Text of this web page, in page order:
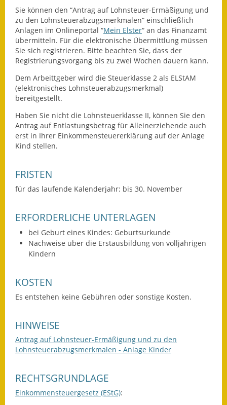
Sitzungsberichte 2017
Sitzungsberichte 2018
Sitzungsberichte 2019
Sitzungsberichte 2020
Gemeindeverwaltung
Haushalt & Finanzen
Eröffnungsbilanz
Grundsteuerreform
Haushaltspläne
Jahresabschlüsse
Ortsrecht
Wahlen
Was erledige ich wo?
Sie können den “Antrag auf Lohnsteuer-Ermäßigung und
zu den Lohnsteuerabzugsmerkmalen“ einschließlich
Anlagen im Onlineportal “Mein Elster“ an das Finanzamt
übermitteln. Für die elektronische Übermittlung müssen
Sie sich registrieren. Bitte beachten Sie, dass der
Registrierungsvorgang bis zu zwei Wochen dauern kann.
Dem Arbeittgeber wird die Steuerklasse 2 als ELStAM
(elektronisches Lohnsteuerabzugsmerkmal)
bereitgestellt.
Haben Sie nicht die Lohnsteuerklasse II, können Sie den
Antrag auf Entlastungsbetrag für Alleinerziehende auch
erst in Ihrer Einkommensteuererklärung auf der Anlage
Kind stellen.
FRISTEN
für das laufende Kalenderjahr: bis 30. November
ERFORDERLICHE UNTERLAGEN
bei Geburt eines Kindes: Geburtsurkunde
Nachweise über die Erstausbildung von volljährigen
Kindern
KOSTEN
Es entstehen keine Gebühren oder sonstige Kosten.
HINWEISE
Antrag auf Lohnsteuer-Ermäßigung und zu den
Lohnsteuerabzugsmerkmalen - Anlage Kinder
RECHTSGRUNDLAGE
Einkommensteuergesetz (EStG):